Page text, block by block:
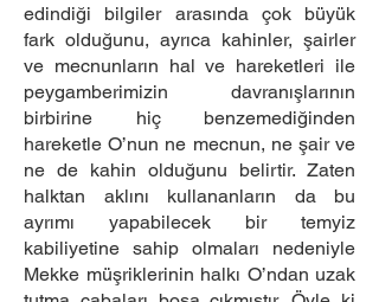
edindiği bilgiler arasında çok büyük
fark olduğunu, ayrıca kahinler, şairler
ve mecnunların hal ve hareketleri ile
peygamberimizin davranışlarının
birbirine hiç benzemediğinden
hareketle O’nun ne mecnun, ne şair ve
ne de kahin olduğunu belirtir. Zaten
halktan aklını kullananların da bu
ayrımı yapabilecek bir temyiz
kabiliyetine sahip olmaları nedeniyle
Mekke müşriklerinin halkı O’ndan uzak